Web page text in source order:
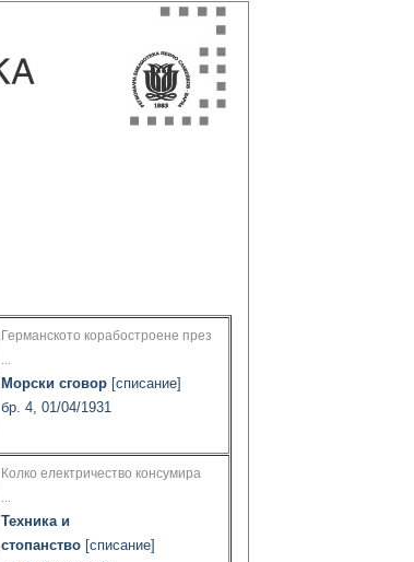
Германското корабостроене през
...
Морски сговор [списание]
бр. 4, 01/04/1931
Колко електричество консумира
...
Техника и
стопанство [списание]